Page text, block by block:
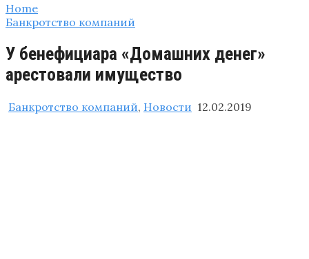
Home
Банкротство компаний
У бенефициара «Домашних денег»
арестовали имущество
Банкротство компаний, Новости 12.02.2019